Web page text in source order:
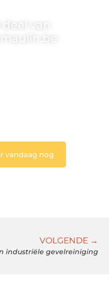
van
vandaag nog
VOLGENDE →
industriële gevelreiniging